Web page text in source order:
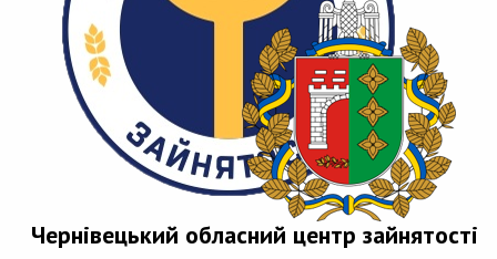
Чернівецький обласний центр зайнятості